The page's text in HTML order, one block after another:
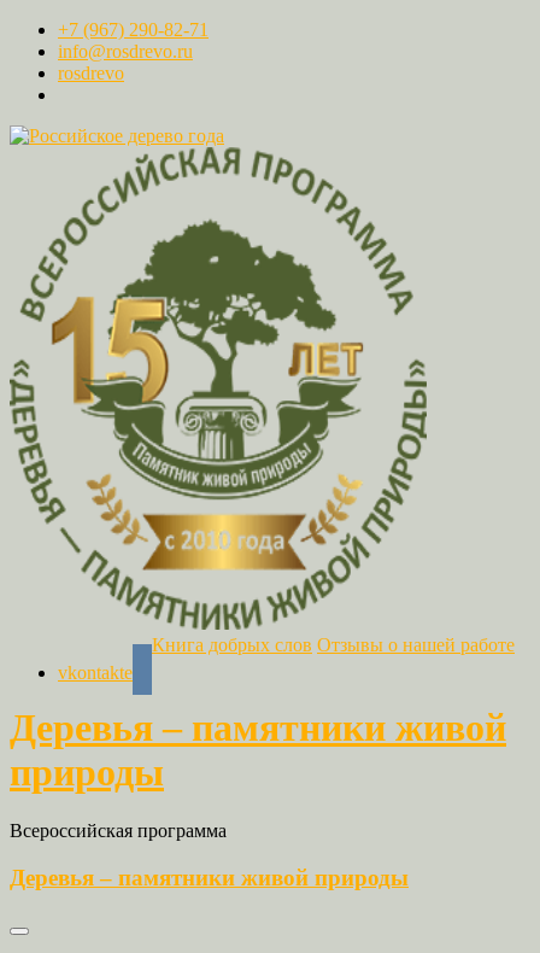
+7 (967) 290-82-71
info@rosdrevo.ru
rosdrevo
vkontakte
Книга добрых слов Отзывы о нашей работе
Деревья – памятники живой
природы
Всероссийская программа
Деревья – памятники живой природы